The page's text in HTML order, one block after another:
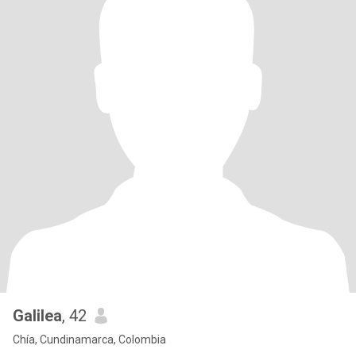
Galilea, 42
Chía, Cundinamarca, Colombia